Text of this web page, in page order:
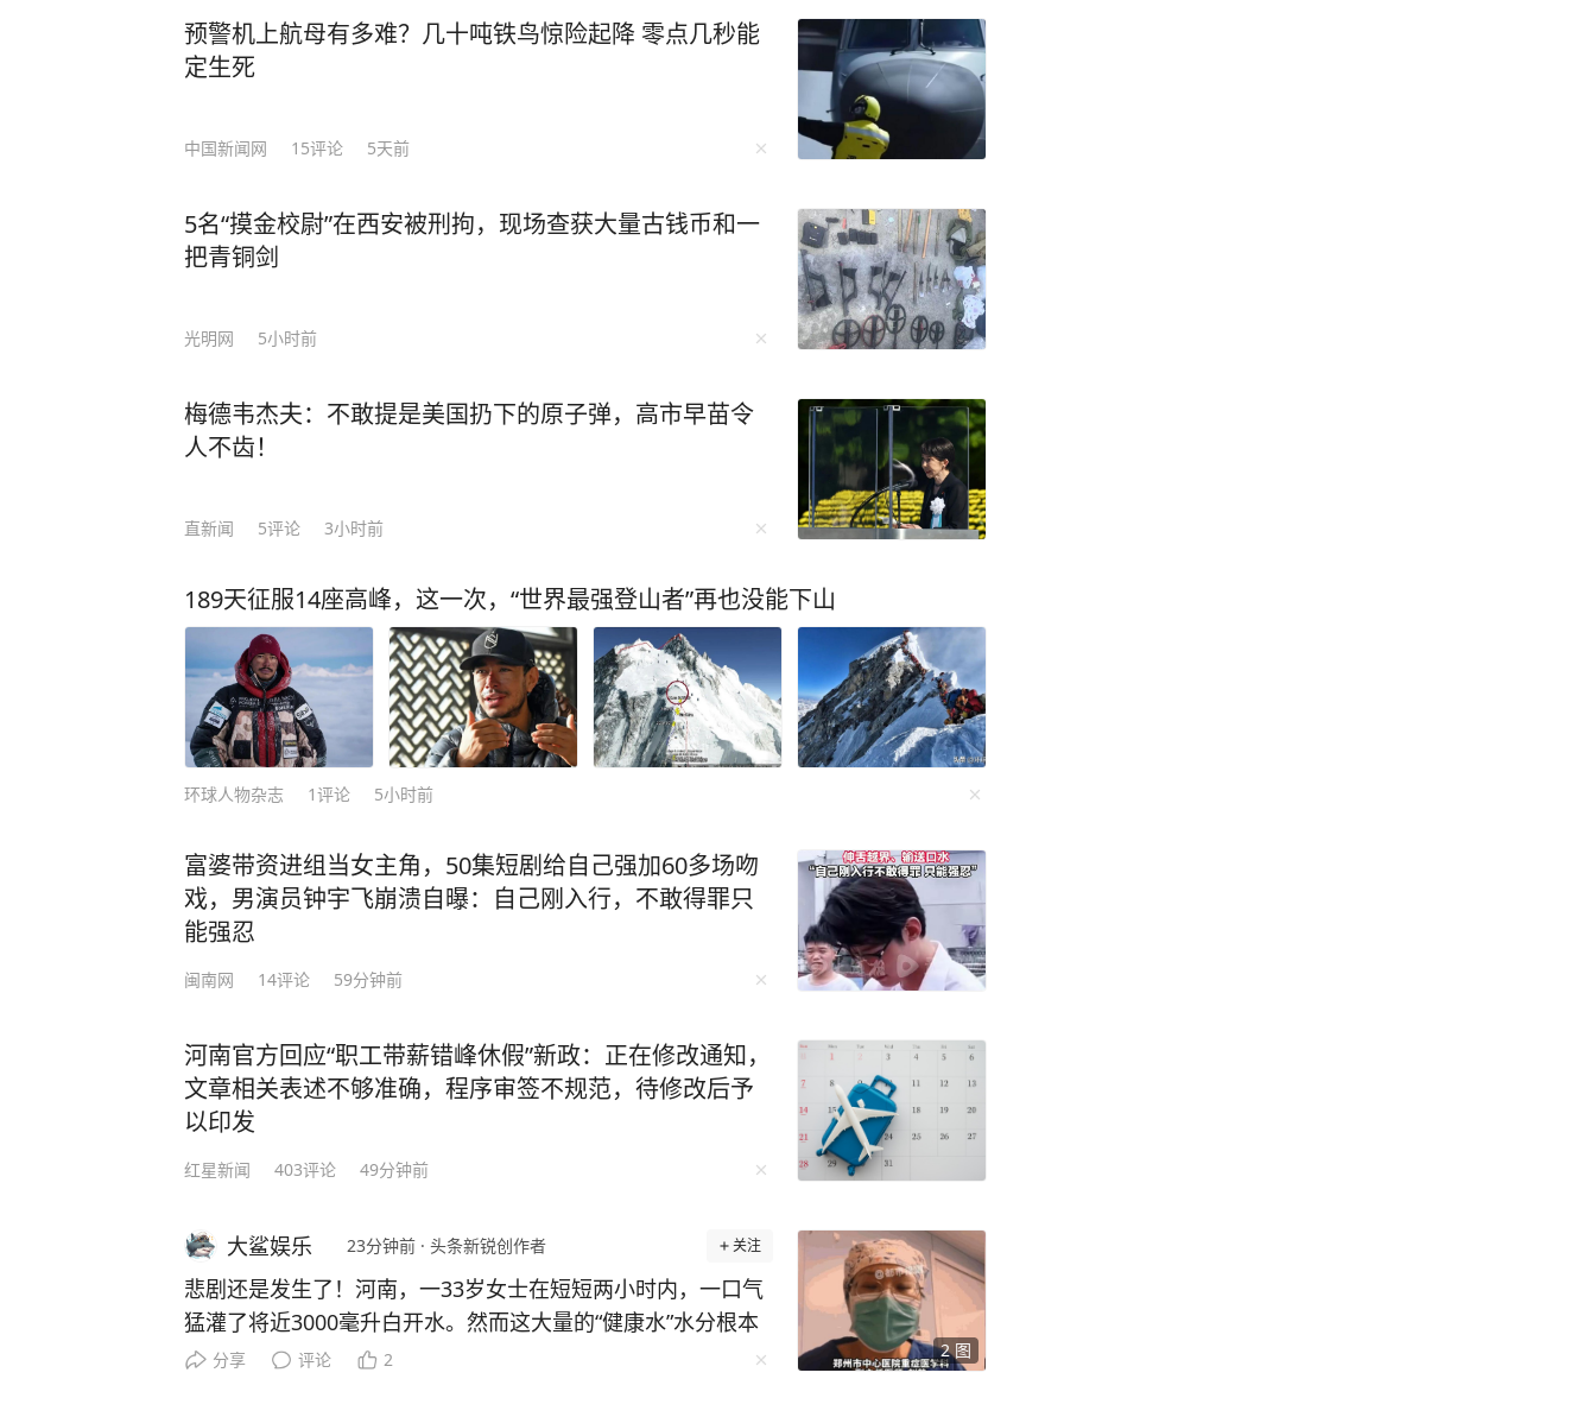
预警机上航母有多难？几十吨铁鸟惊险起降 零点几秒能
定生死
中国新闻网 15评论 5天前
5名“摸金校尉”在西安被刑拘，现场查获大量古钱币和一
把青铜剑
光明网 5小时前
梅德韦杰夫：不敢提是美国扔下的原子弹，高市早苗令
人不齿！
直新闻 5评论 3小时前
189天征服14座高峰，这一次，“世界最强登山者”再也没能下山
环球人物杂志 1评论 5小时前
富婆带资进组当女主角，50集短剧给自己强加60多场吻
戏，男演员钟宇飞崩溃自曝：自己刚入行，不敢得罪只
能强忍
闽南网 14评论 59分钟前
河南官方回应“职工带薪错峰休假”新政：正在修改通知，
文章相关表述不够准确，程序审签不规范，待修改后予
以印发
红星新闻 403评论 49分钟前
2 图
大鲨娱乐 23分钟前 · 头条新锐创作者 关注
悲剧还是发生了！河南，一33岁女士在短短两小时内，一口气
猛灌了将近3000毫升白开水。然而这大量的“健康水”水分根本
无法及时代谢，瞬间稀释了血液里的钠离子，直接诱发了极其
分享 评论 2